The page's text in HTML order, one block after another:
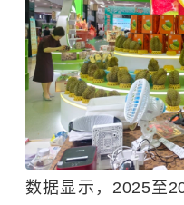
数据显示，2025至